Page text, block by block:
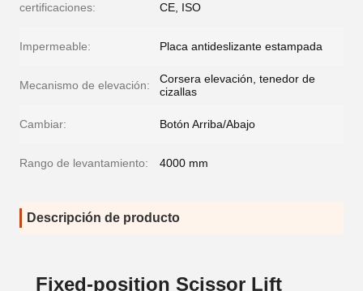
certificaciones: CE, ISO
Impermeable: Placa antideslizante estampada
Mecanismo de elevación:
Corsera elevación, tenedor de
cizallas
Cambiar: Botón Arriba/Abajo
Rango de levantamiento: 4000 mm
Descripción de producto
Fixed-position Scissor Lift